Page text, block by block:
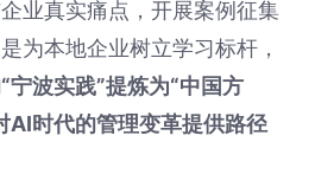
业真实痛点，开展案例征集
为本地企业树立学习标杆，
宁波实践”提炼为“中国方
AI时代的管理变革提供路径